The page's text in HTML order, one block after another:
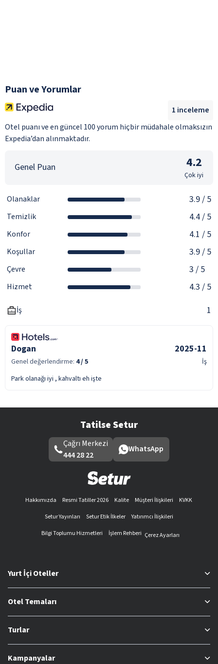
Puan ve Yorumlar
Otel puanı ve en güncel 100 yorum hiçbir müdahale olmaksızın
Expedia’dan alınmaktadır.
1 inceleme
Genel Puan 4.2
Çok iyi
Olanaklar 3.9/ 5
Temizlik 4.4/ 5
Konfor 4.1 / 5
Koşullar 3.9/ 5
Çevre 3 / 5
Hizmet 4.3 / 5
İş 1
Dogan 2025-11
Genel değerlendirme: 4/ 5
İş
Park olanağı iyi , kahvaltı eh işte
Tatilse Setur
Çağrı Merkezi
444 28 22
WhatsApp
Hakkımızda Resmi Tatiller 2026 Kalite Müşteri İlişkileri
KVKK
Setur Yayınları
Setur Etik İlkeler
Yatırımcı İlişkileri
Bilgi Toplumu Hizmetleri
İşlem Rehberi Çerez Ayarları
Yurt İçi Oteller
Otel Temaları
Turlar
Kampanyalar